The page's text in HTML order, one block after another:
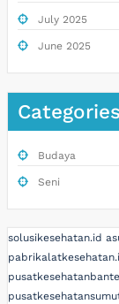
July 2025
June 2025
Categories
Budaya
Seni
solusikesehatan.id